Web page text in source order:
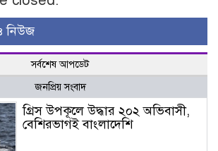
নিউজ
সর্বশেষ আপডেট
জনপ্রিয় সংবাদ
গ্রিস উপকূলে উদ্ধার ২০২ অভিবাসী,
বেশিরভাগই বাংলাদেশি